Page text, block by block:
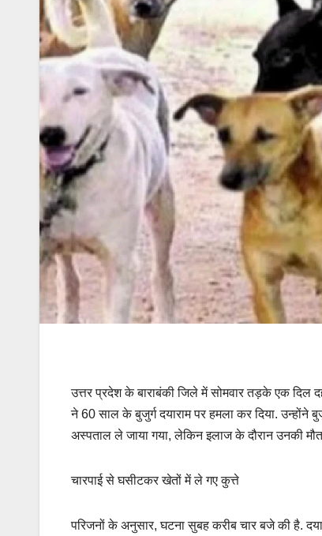
उत्तर प्रदेश के बाराबंकी जिले में सोमवार तड़के एक दिल
ने 60 साल के बुजुर्ग दयाराम पर हमला कर दिया. उन्होंने
अस्पताल ले जाया गया, लेकिन इलाज के दौरान उनकी मौत
चारपाई से घसीटकर खेतों में ले गए कुत्ते
परिजनों के अनुसार, घटना सुबह करीब चार बजे की है.